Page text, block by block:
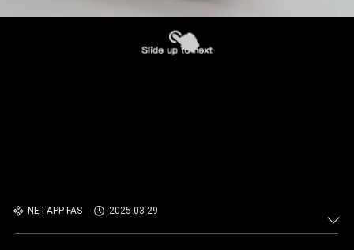
NETAPP FAS 2025-03-29